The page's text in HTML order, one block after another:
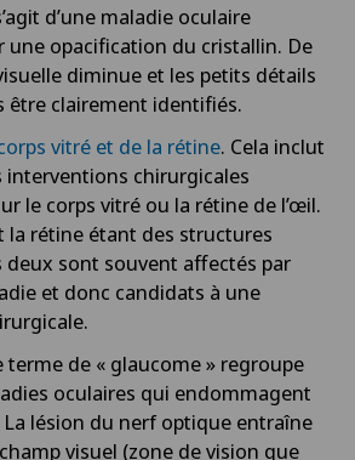
d’une maladie oculaire
une opacification du cristallin. De
diminue et les petits détails
être clairement identifiés.
vitré et de la rétine. Cela inclut
interventions chirurgicales
le corps vitré ou la rétine de l’œil.
la rétine étant des structures
sont souvent affectés par
et donc candidats à une
terme de « glaucome » regroupe
oculaires qui endommagent
lésion du nerf optique entraîne
visuel (zone de vision que